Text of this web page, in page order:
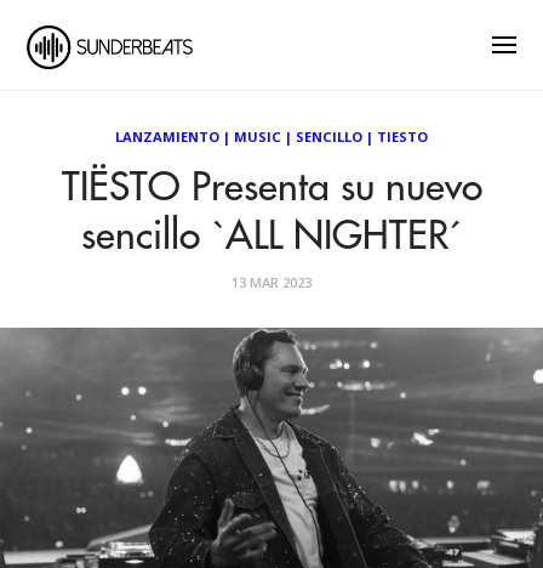
LANZAMIENTO | MUSIC | SENCILLO | TIESTO
TIËSTO Presenta su nuevo
sencillo `ALL NIGHTER´
13 MAR 2023